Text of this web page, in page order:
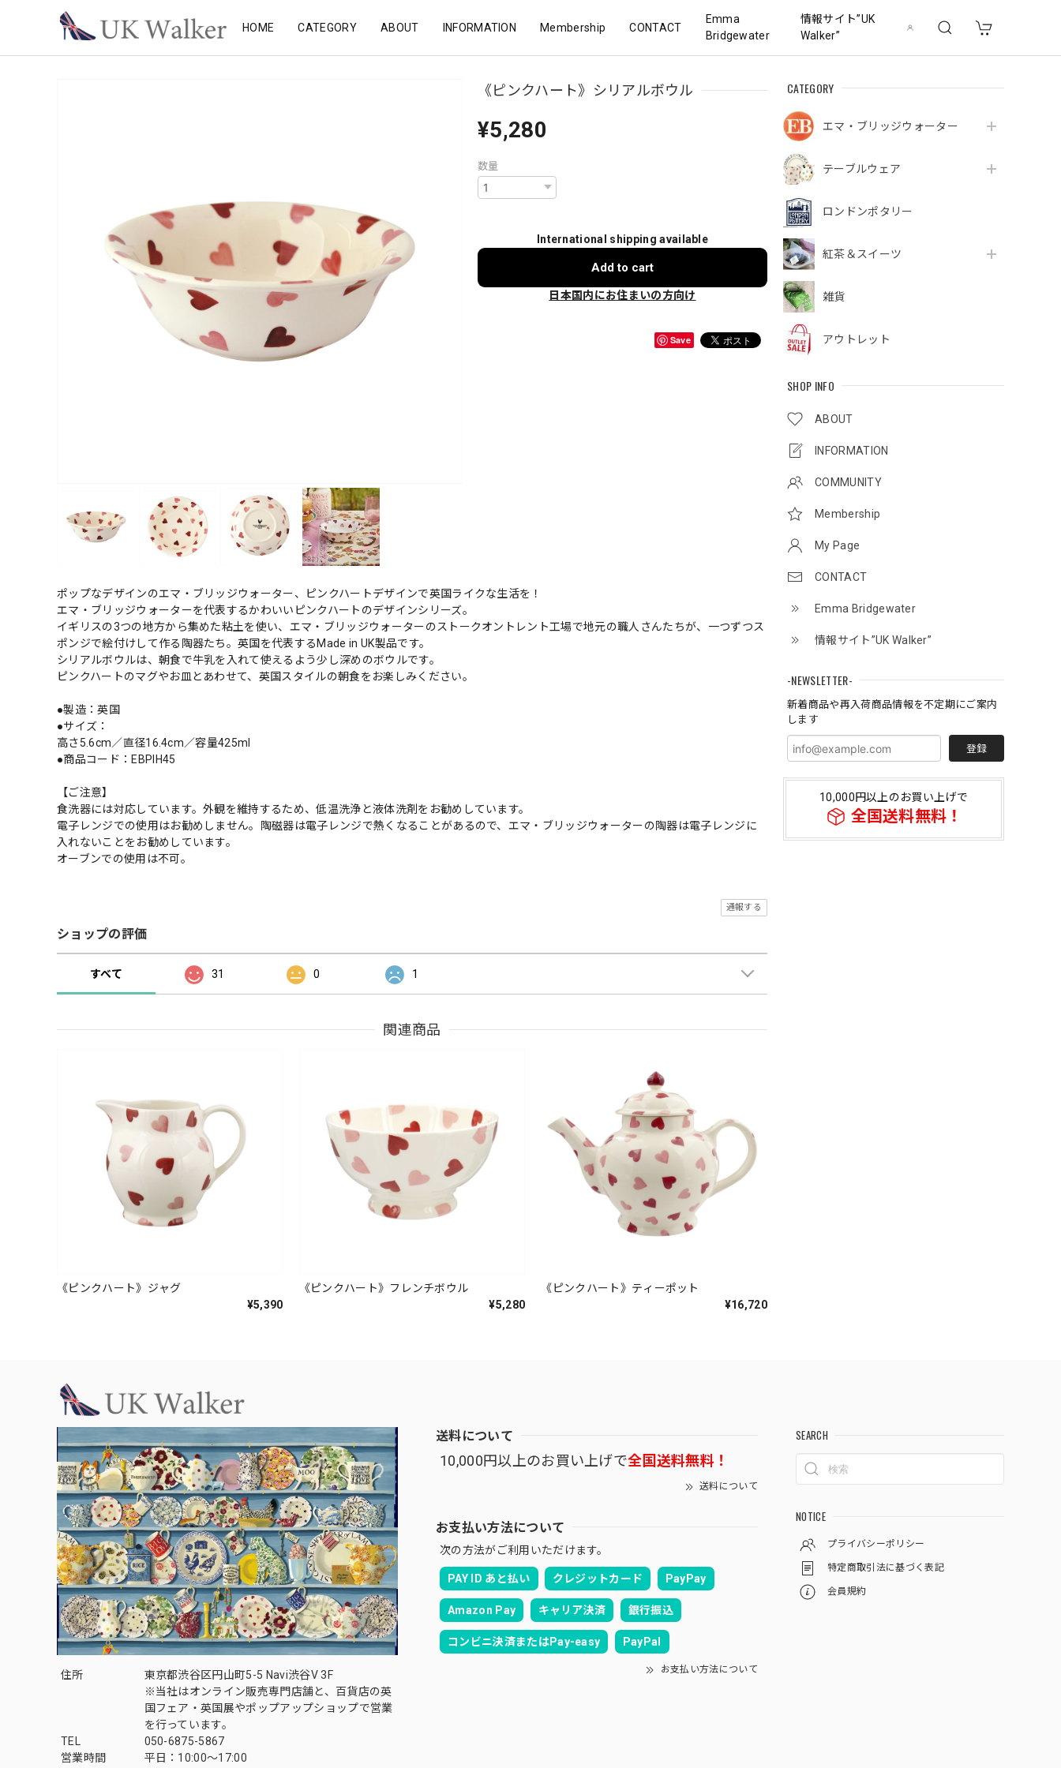
HOME CATEGORY ABOUT INFORMATION Membership CONTACT
Emma
Bridgewater
情報サイト”UK
Walker”
CATEGORY
エマ・ブリッジウォーター
テーブルウェア
ロンドンポタリー
紅茶＆スイーツ
雑貨
アウトレット
SHOP INFO
ABOUT
INFORMATION
COMMUNITY
Membership
My Page
CONTACT
Emma Bridgewater
情報サイト”UK Walker”
-NEWSLETTER-
新着商品や再入荷商品情報を不定期にご案内
します
登録
10,000円以上のお買い上げで
全国送料無料！
《ピンクハート》シリアルボウル
¥5,280
数量
International shipping available
Add to cart
日本国内にお住まいの方向け
Save
ポップなデザインのエマ・ブリッジウォーター、ピンクハートデザインで英国ライクな生活を！
エマ・ブリッジウォーターを代表するかわいいピンクハートのデザインシリーズ。
イギリスの3つの地方から集めた粘土を使い、エマ・ブリッジウォーターのストークオントレント工場で地元の職人さんたちが、一つずつス
ポンジで絵付けして作る陶器たち。英国を代表するMade in UK製品です。
シリアルボウルは、朝食で牛乳を入れて使えるよう少し深めのボウルです。
ピンクハートのマグやお皿とあわせて、英国スタイルの朝食をお楽しみください。
●製造：英国
●サイズ：
高さ5.6cm／直径16.4cm／容量425ml
●商品コード：EBPIH45
【ご注意】
食洗器には対応しています。外観を維持するため、低温洗浄と液体洗剤をお勧めしています。
電子レンジでの使用はお勧めしません。陶磁器は電子レンジで熱くなることがあるので、エマ・ブリッジウォーターの陶器は電子レンジに
入れないことをお勧めしています。
オーブンでの使用は不可。
通報する
ショップの評価
すべて 31 0 1
関連商品
《ピンクハート》ジャグ
¥5,390
《ピンクハート》フレンチボウル
¥5,280
《ピンクハート》ティーポット
¥16,720
住所
東京都渋谷区円山町5-5 Navi渋谷V 3F
※当社はオンライン販売専門店舗と、百貨店の英
国フェア・英国展やポップアップショップで営業
を行っています。
TEL
050-6875-5867
営業時間
平日：10:00～17:00
送料について
10,000円以上のお買い上げで全国送料無料！
送料について
お支払い方法について
次の方法がご利用いただけます。
PAY ID あと払い クレジットカード PayPay
Amazon Pay キャリア決済 銀行振込
コンビニ決済またはPay-easy PayPal
お支払い方法について
SEARCH
NOTICE
プライバシーポリシー
特定商取引法に基づく表記
会員規約